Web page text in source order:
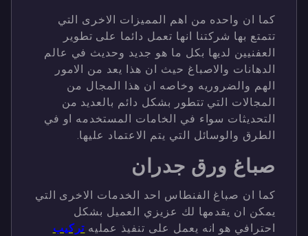
كما ان واحده من اهم المميزات الاخرى التي
تتمتع بها شركتنا انها تعمل دائما على تطوير
العفنيين لديها بكل ما هو جديد وحديث في عالم
الدهانات والاصباغ حيث ان هذا يعد من الامور
الهم والضروريه وخاصه ان هذا المجال من
المجالات التي تتطور بشكل دائم بالعديد من
التحديثات سواء في الخامات المستخدمه او في
الطرق والوسائل التي يتم الاعتماد عليها.
صباغ ورق جدران
كما ان صباغ الفنطاس احد الخدمات الاخرى التي
يمكن ان يقدمها لك عزيزي العميل بشكل
احترافي هو انه يعمل على تنفيذ عمليه تركيب